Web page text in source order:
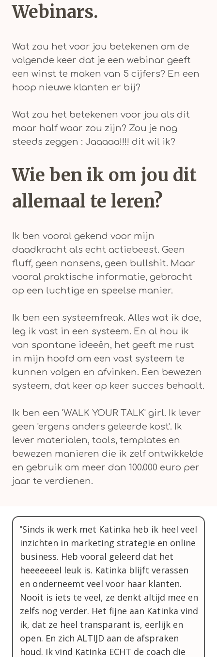
Webinars.
Wat zou het voor jou betekenen om de
volgende keer dat je een webinar geeft
een winst te maken van 5 cijfers? En een
hoop nieuwe klanten er bij?
Wat zou het betekenen voor jou als dit
maar half waar zou zijn? Zou je nog
steeds zeggen : Jaaaaa!!!! dit wil ik?
Wie ben ik om jou dit
allemaal te leren?
Ik ben vooral gekend voor mijn
daadkracht als echt actiebeest. Geen
fluff, geen nonsens, geen bullshit. Maar
vooral praktische informatie, gebracht
op een luchtige en speelse manier.
I k ben een systeemfreak. Alles wat ik doe,
leg ik vast in een systeem. En al hou ik
van spontane ideeën, het geeft me rust
in mijn hoofd om een vast systeem te
kunnen volgen en afvinken. Een bewezen
systeem, dat keer op keer succes behaalt.
Ik ben een 'WALK YOUR TALK' girl. Ik lever
geen 'ergens anders geleerde kost'. Ik
lever materialen, tools, templates en
bewezen manieren die ik zelf ontwikkelde
en gebruik om meer dan 100.000 euro per
jaar te verdienen.
"Sinds ik werk met Katinka heb ik heel veel
inzichten in marketing strategie en online
business. Heb vooral geleerd dat het
heeeeeeel leuk is. Katinka blijft verassen
en onderneemt veel voor haar klanten.
Nooit is iets te veel, ze denkt altijd mee en
zelfs nog verder. Het fijne aan Katinka vind
ik, dat ze heel transparant is, eerlijk en
open. En zich ALTIJD aan de afspraken
houd. Ik vind Katinka ECHT de coach die